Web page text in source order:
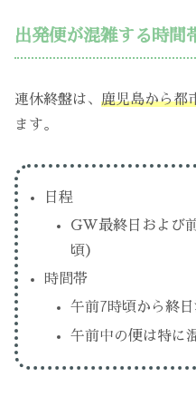
出発便が混雑する時間
連休終盤は、 鹿児島から都
ます。
日程
GW最終日および
頃）
時間帯
午前7時頃から終
午前中の便は特に